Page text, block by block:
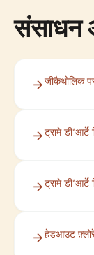
संसाधन
जीकैथोलिक
ट्रामे
ट्रामे
हेडआउट